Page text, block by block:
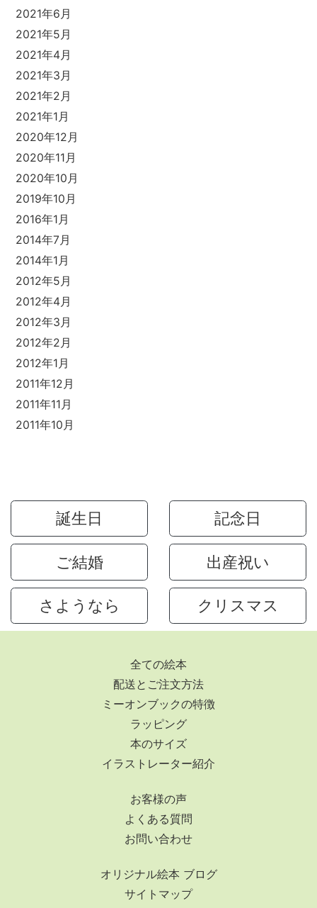
2021年6月
2021年5月
2021年4月
2021年3月
2021年2月
2021年1月
2020年12月
2020年11月
2020年10月
2019年10月
2016年1月
2014年7月
2014年1月
2012年5月
2012年4月
2012年3月
2012年2月
2012年1月
2011年12月
2011年11月
2011年10月
誕生日 記念日
ご結婚 出産祝い
さようなら クリスマス
全ての絵本
配送とご注文方法
ミーオンブックの特徴
ラッピング
本のサイズ
イラストレーター紹介
お客様の声
よくある質問
お問い合わせ
オリジナル絵本 ブログ
サイトマップ